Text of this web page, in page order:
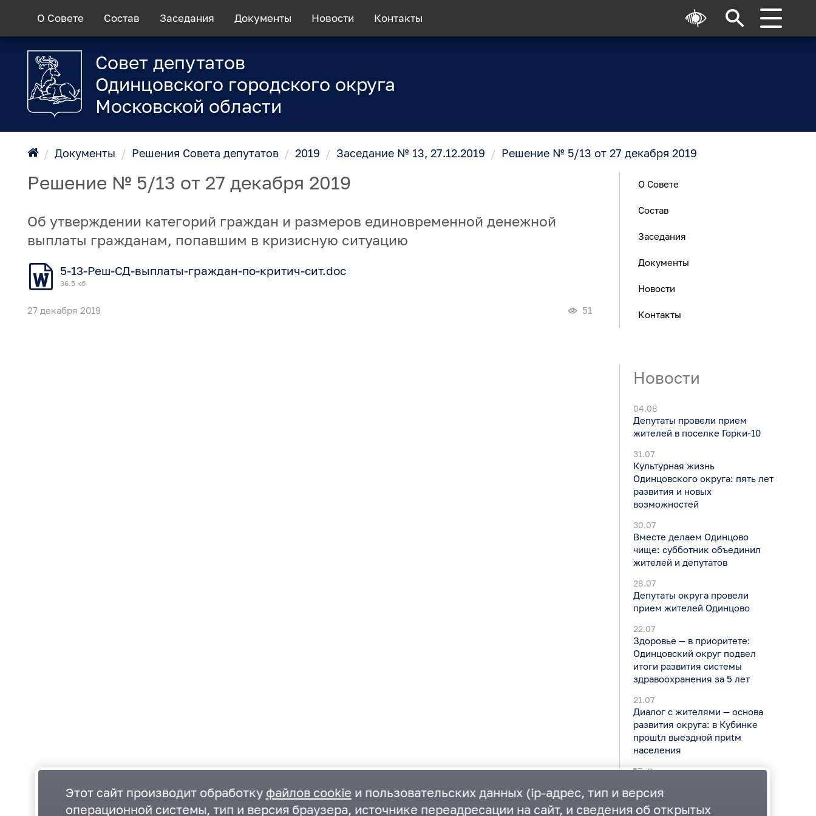
О Совете Состав Заседания Документы Новости Контакты
Совет депутатов
Одинцовского городского округа
Московской области
/ Документы / Решения Совета депутатов / 2019 / Заседание № 13, 27.12.2019 / Решение № 5/13 от 27 декабря 2019
Решение № 5/13 от 27 декабря 2019
Об утверждении категорий граждан и размеров единовременной денежной
выплаты гражданам, попавшим в кризисную ситуацию
5-13-Реш-СД-выплаты-граждан-по-критич-сит.doc
36.5 кб
27 декабря 2019 51
О Совете
Состав
Заседания
Документы
Новости
Контакты
Новости
04.08
Депутаты провели прием
жителей в поселке Горки-10
31.07
Культурная жизнь
Одинцовского округа: пять лет
развития и новых
возможностей
30.07
Вместе делаем Одинцово
чище: субботник объединил
жителей и депутатов
28.07
Депутаты округа провели
прием жителей Одинцово
22.07
Здоровье — в приоритете:
Одинцовский округ подвел
итоги развития системы
здравоохранения за 5 лет
21.07
Диалог с жителями — основа
развития округа: в Кубинке
прошtл выездной приtм
населения
Все новости
Этот сайт производит обработку файлов cookieи пользовательских данных (ip-адрес, тип и версия
операционной системы, тип и версия браузера, источнике переадресации на сайт, и сведения об открытых